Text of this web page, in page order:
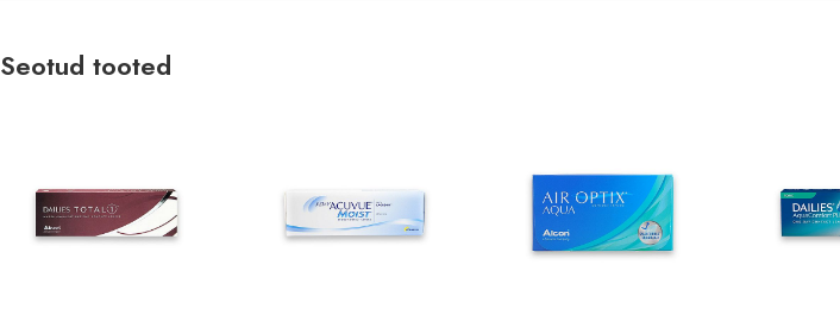
Seotud tooted